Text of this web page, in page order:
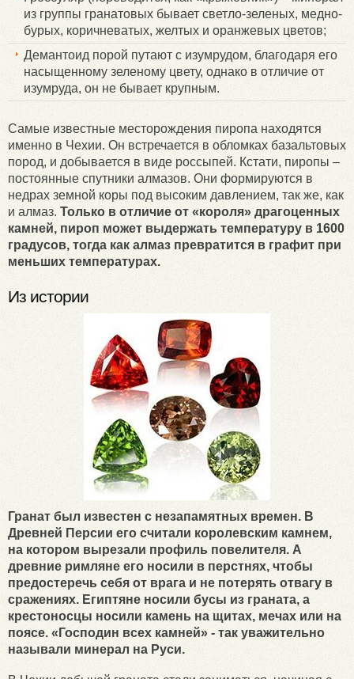
из группы гранатовых бывает светло-зеленых, медно-
бурых, коричневатых, желтых и оранжевых цветов;
Демантоид порой путают с изумрудом, благодаря его
насыщенному зеленому цвету, однако в отличие от
изумруда, он не бывает крупным.
Самые известные месторождения пиропа находятся
именно в Чехии. Он встречается в обломках базальтовых
пород, и добывается в виде россыпей. Кстати, пиропы –
постоянные спутники алмазов. Они формируются в
недрах земной коры под высоким давлением, так же, как
и алмаз. Только в отличие от «короля» драгоценных
камней, пироп может выдержать температуру в 1600
градусов, тогда как алмаз превратится в графит при
меньших температурах.
Из истории
Гранат был известен с незапамятных времен. В
Древней Персии его считали королевским камнем,
на котором вырезали профиль повелителя. А
древние римляне его носили в перстнях, чтобы
предостеречь себя от врага и не потерять отвагу в
сражениях. Египтяне носили бусы из граната, а
крестоносцы носили камень на щитах, мечах или на
поясе. «Господин всех камней» - так уважительно
называли минерал на Руси.